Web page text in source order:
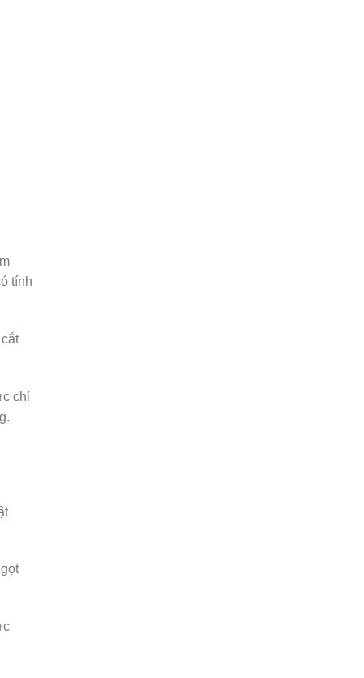
tính
chỉ